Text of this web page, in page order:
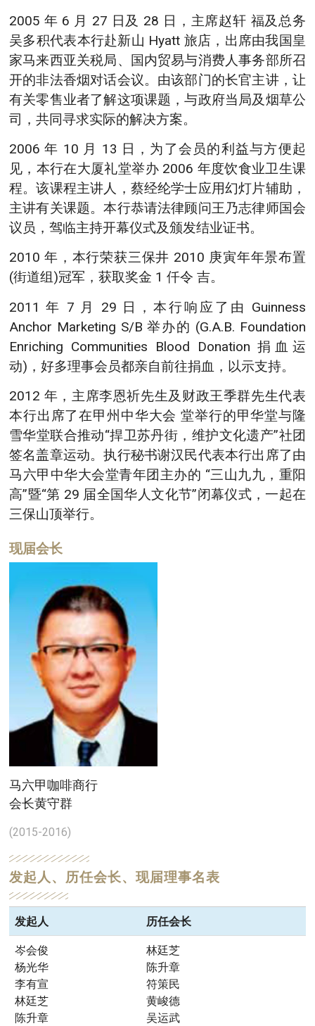
2005 年 6 月 27 日及 28 日，主席赵轩 福及总务
吴多积代表本行赴新山 Hyatt 旅店，出席由我国皇
家马来西亚关税局、国内贸易与消费人事务部所召
开的非法香烟对话会议。由该部门的长官主讲，让
有关零售业者了解这项课题，与政府当局及烟草公
司，共同寻求实际的解决方案。
2006 年 10 月 13 日，为了会员的利益与方便起
见，本行在大厦礼堂举办 2006 年度饮食业卫生课
程。该课程主讲人，蔡经纶学士应用幻灯片辅助，
主讲有关课题。本行恭请法律顾问王乃志律师国会
议员，驾临主持开幕仪式及颁发结业证书。
2010 年，本行荣获三保井 2010 庚寅年年景布置
(街道组)冠军，获取奖金 1 仟令 吉。
2011 年 7 月 29 日，本行响应了由 Guinness
Anchor Marketing S/B 举办的 (G.A.B. Foundation
Enriching Communities Blood Donation 捐血运
动)，好多理事会员都亲自前往捐血，以示支持。
2012 年，主席李恩祈先生及财政王季群先生代表
本行出席了在甲州中华大会 堂举行的甲华堂与隆
雪华堂联合推动“捍卫苏丹街，维护文化遗产”社团
签名盖章运动。执行秘书谢汉民代表本行出席了由
马六甲中华大会堂青年团主办的 “三山九九，重阳
高”暨“第 29 届全国华人文化节”闭幕仪式，一起在
三保山顶举行。
现届会长
马六甲咖啡商行
会长黄守群
(2015-2016)
发起人、历任会长、现届理事名表
发起人 历任会长
岑会俊
杨光华
李有宣
林廷芝
陈升章
林廷芝
陈升章
符策民
黄峻德
吴运武